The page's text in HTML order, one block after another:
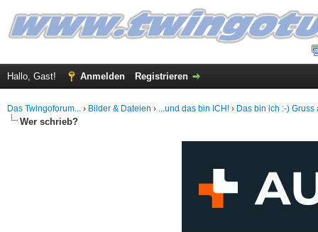
Hallo, Gast! Anmelden Registrieren
Das Twingoforum... › Bilder & Dateien › ...und das bin ICH! › Das bin ich :-)
Wer schrieb?